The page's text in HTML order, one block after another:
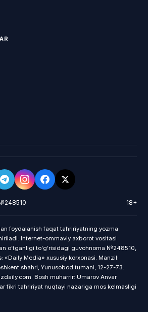
18+
foydalanish faqat tahririyatning yozma
Internet-ommaviy axborot vositasi
oʻtganligi toʻgʻrisidagi guvohnoma №248510,
«Daily Media» xususiy korxonasi. Manzil:
shahri, Yunusobod tumani, 12-27-73.
Bosh muharrir: Umarov Anvar
fikri tahririyat nuqtayi nazariga mos kelmasligi